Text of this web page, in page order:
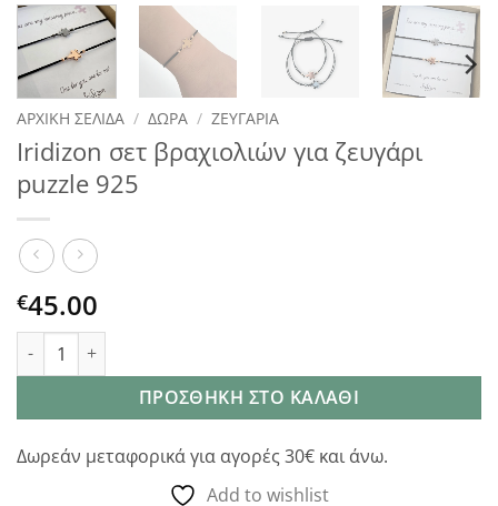
ΑΡΧΙΚΉ ΣΕΛΊΔΑ / ΔΏΡΑ / ΖΕΥΓΆΡΙΑ
Iridizon σετ βραχιολιών για ζευγάρι
puzzle 925
€45.00
Iridizon σετ βραχιολιών για ζευγάρι puzzle 925 ποσότητα
ΠΡΟΣΘΉΚΗ ΣΤΟ ΚΑΛΆΘΙ
Δωρεάν μεταφορικά για αγορές 30€ και άνω.
Add to wishlist